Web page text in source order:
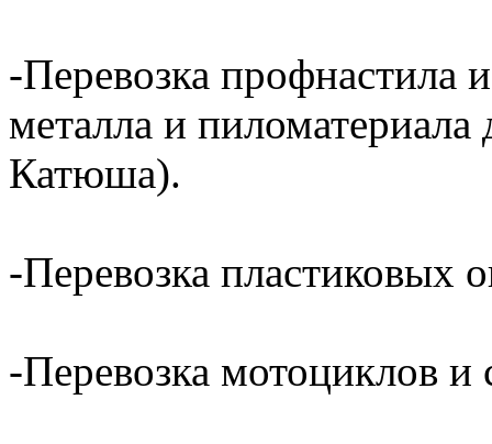
-Перевозка профнастила
металла и
Катюша).
-Перевозка пластиковых
-Перевозка мотоциклов и